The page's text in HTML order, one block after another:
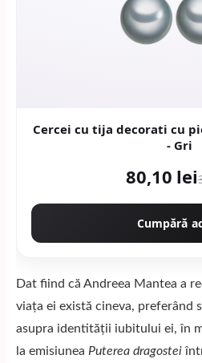
Cercei cu tija decorati cu
- Gri
80,10 lei
Cumpără
Dat fiind că Andreea Mantea a
viața ei există cineva, preferând
asupra identității iubitului ei, în
la emisiunea Puterea dragostei